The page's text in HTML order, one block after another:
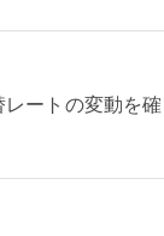
ートの変動を確